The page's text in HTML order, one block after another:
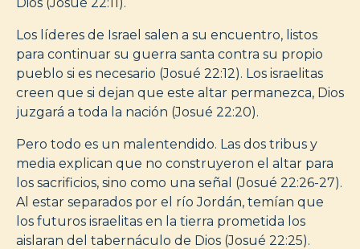
Los líderes de Israel salen a su encuentro, listos
para continuar su guerra santa contra su propio
pueblo si es necesario (Josué 22:12). Los israelitas
creen que si dejan que este altar permanezca, Dios
juzgará a toda la nación (Josué 22:20).
Pero todo es un malentendido. Las dos tribus y
media explican que no construyeron el altar para
los sacrificios, sino como una señal (Josué 22:26-27).
Al estar separados por el río Jordán, temían que
los futuros israelitas en la tierra prometida los
aislaran del tabernáculo de Dios (Josué 22:25).